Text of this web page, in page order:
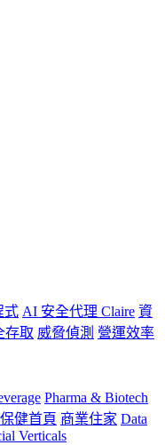
式 AI 安全代理 Claire 資
存取 威脅偵測 營運效率
Pharma & Biotech
健首頁 商業住家 Data
Verticals